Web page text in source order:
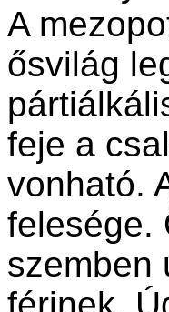
A
ősvilág
feje a
vonható.
felesége.
szemben
férjnek.